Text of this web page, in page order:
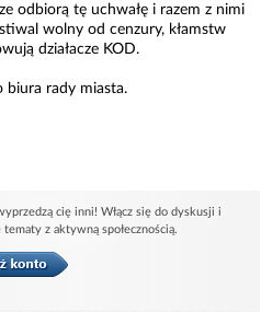
odbiorą tę uchwałę i razem z nimi
wolny od cenzury, kłamstw
działacze KOD.
biura rady miasta.
cię inni! Włącz się do dyskusji i
z aktywną społecznością.